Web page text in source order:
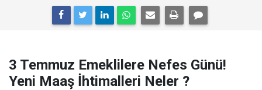
3 Temmuz Emeklilere Nefes Günü!
Yeni Maaş İhtimalleri Neler ?